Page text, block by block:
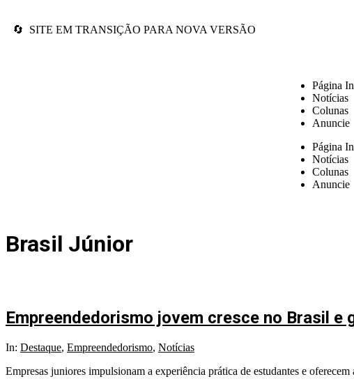
🔄 SITE EM TRANSIÇÃO PARA NOVA VERSÃO
Página
Notícias
Colunas
Anuncie
Página
Notícias
Colunas
Anuncie
Brasil Júnior
Empreendedorismo jovem cresce no Brasil
In: Destaque, Empreendedorismo, Notícias
Empresas juniores impulsionam a experiência prática de estudantes e